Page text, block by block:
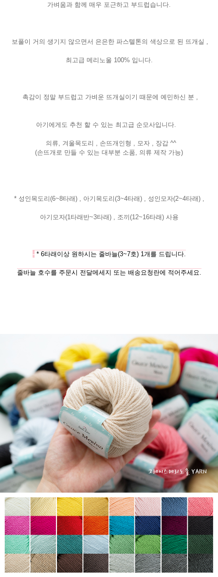
가벼움과 함께 매우 포근하고 부드럽습니다.
보풀이 거의 생기지 않으면서 은은한 파스텔톤의 색상으로 된 뜨개실 ,
최고급 메리노울 100% 입니다.
촉감이 정말 부드럽고 가벼운 뜨개실이기 때문에 예민하신 분 ,
아기에게도 추천 할 수 있는 최고급 순모사입니다.
의류, 겨울목도리 , 손뜨개인형 , 모자 , 장갑 ^^
(손뜨개로 만들 수 있는 대부분 소품, 의류 제작 가능)
* 성인목도리(6~8타래) , 아기목도리(3~4타래) , 성인모자(2~4타래) ,
아기모자(1타래반~3타래) , 조끼(12~16타래) 사용
-* 6타래이상 원하시는 줄바늘(3~7호) 1개를 드립니다.
줄바늘 호수를 주문시 전달메세지 또는 배송요청란에 적어주세요.